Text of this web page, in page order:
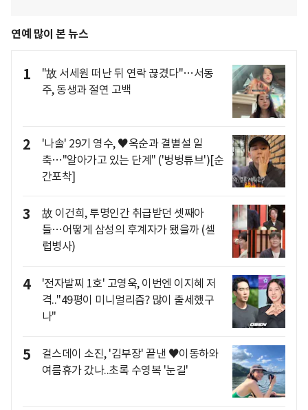
연예 많이 본 뉴스
1
"故 서세원 떠난 뒤 연락 끊겼다"…서동
주, 동생과 절연 고백
2
'나솔' 29기 영수, ♥옥순과 결별설 일
축…"알아가고 있는 단계" ('벙벙튜브')[순
간포착]
3
故 이건희, 투명인간 취급받던 셋째아
들…어떻게 삼성의 후계자가 됐을까 (셀
럽병사)
4
'전자발찌 1호' 고영욱, 이번엔 이지혜 저
격.."49평이 미니멀리즘? 많이 출세했구
나"
5
걸스데이 소진, '김부장' 끝낸 ♥이동하와
여름휴가 갔나..초록 수영복 '눈길'